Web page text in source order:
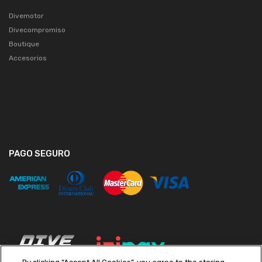
Divemotor
Divecompromiso
Boutique
Accesorios
PAGO SEGURO